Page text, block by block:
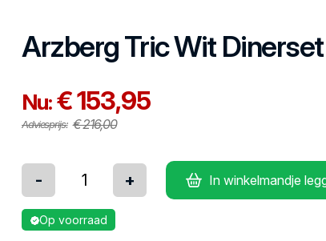
ArzbergTric WitDinerset
Nu:€ 153,95
Adviesprijs: € 216,00
- + In winkelmandje
Op voorraad